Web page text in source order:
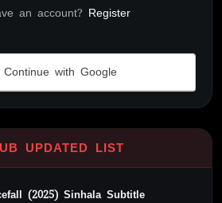
an account? Register
Continue with Google
UPDATED LIST
(2025) Sinhala Subtitle